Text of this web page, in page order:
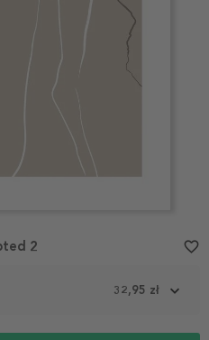
32,95 zł
2 favorite_border